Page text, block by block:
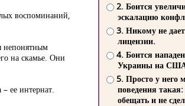
воспоминаний,
непонятным
на скамье. Они
ее интернат.
2. Боится
эскалацию
3. Никому не
лицензии.
4. Боится
Украины на
5. Просто у него
поведения такая:
обещать и не